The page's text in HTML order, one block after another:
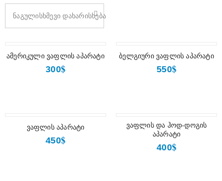
ნაგულისხმევი დახარისხება
ამერიკული ვაფლის აპარატი
300$
ბელგიური ვაფლის აპარატი
550$
ვაფლის აპარატი
450$
ვაფლის და ჰოდ-დოგის
აპარატი
400$